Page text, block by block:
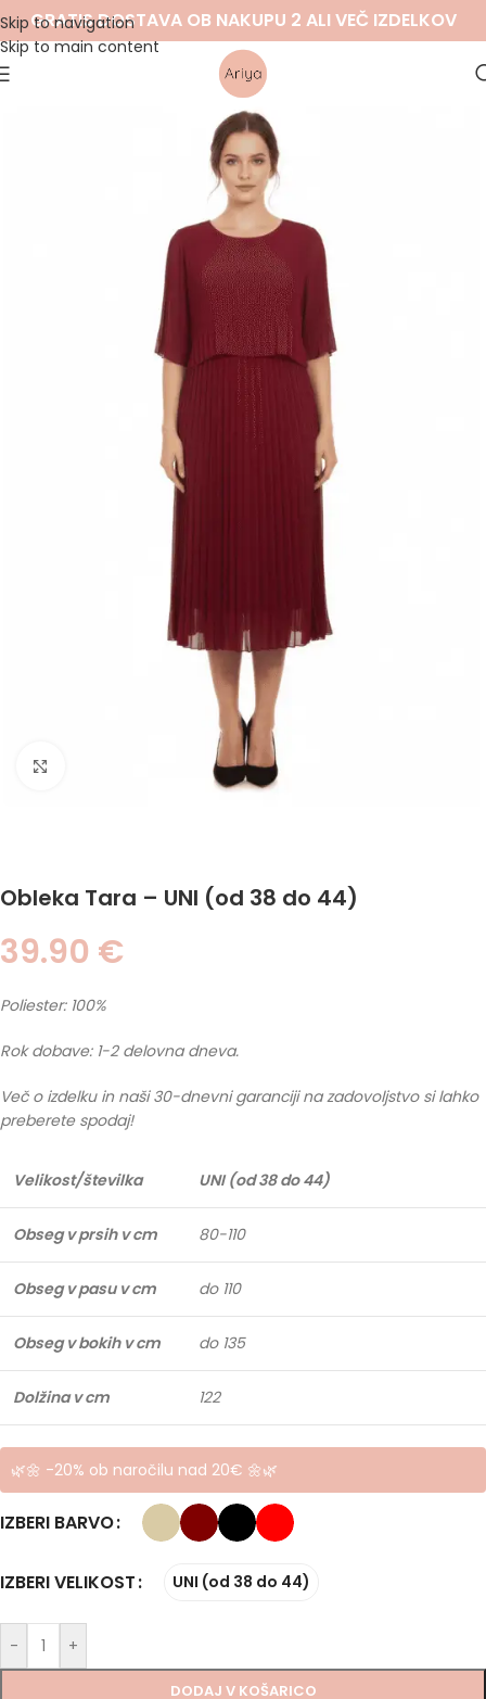
Skip to navigation
Skip to main content
GRATIS DOSTAVA OB NAKUPU 2 ALI VEČ IZDELKOV
Obleka Tara – UNI (od 38 do 44)
39.90 €
Poliester: 100%
Rok dobave: 1-2 delovna dneva.
Več o izdelku in naši 30-dnevni garanciji na zadovoljstvo si lahko
preberete spodaj!
Velikost/številka UNI (od 38 do 44)
Obseg v prsih v cm 80-110
Obseg v pasu v cm do 110
Obseg v bokih v cm do 135
Dolžina v cm 122
🌿🌼 -20% ob naročilu nad 20€ 🌼🌿
IZBERI BARVO
IZBERI VELIKOST UNI (od 38 do 44)
- +
DODAJ V KOŠARICO